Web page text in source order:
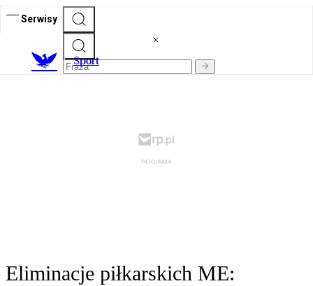
Serwisy
Sport
Eliminacje piłkarskich ME: